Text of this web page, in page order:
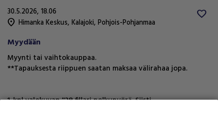
favorite
30.5.2026, 18.06
location_on Himanka Keskus, Kalajoki, Pohjois-Pohjanmaa
Myydään
Myynti tai vaihtokauppaa.
**Tapauksesta riippuen saatan maksaa välirahaa jopa.
1-kpl valokuvan ''28 fillari polkupyörä. Siisti.